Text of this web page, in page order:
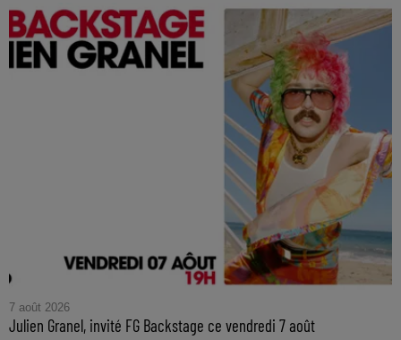
7 août 2026
Julien Granel, invité FG Backstage ce vendredi 7 août